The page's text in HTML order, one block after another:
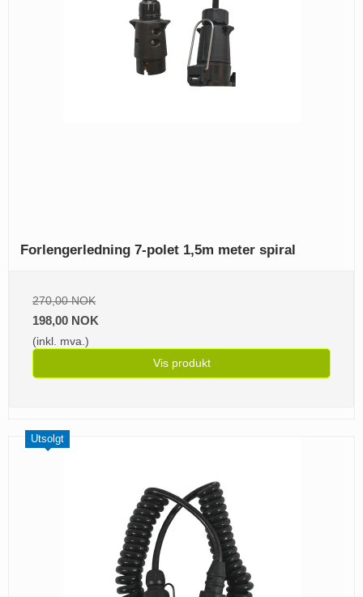
Forlengerledning 7-polet 1,5m meter spiral
270,00 NOK
198,00 NOK
(inkl. mva.)
Vis produkt
Utsolgt